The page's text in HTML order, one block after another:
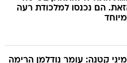
הם נכנסו למלכודת רעה
קטנה: עומר נודלמן הרימה